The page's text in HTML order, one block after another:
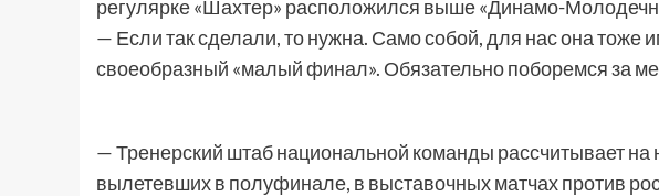
регулярке «Шахтер» расположился выше «Динамо-
— Если так сделали, то нужна. Само собой, для нас она тоже
своеобразный «малый финал». Обязательно поборемся за
— Тренерский штаб национальной команды рассчитывает на
вылетевших в полуфинале, в выставочных матчах против